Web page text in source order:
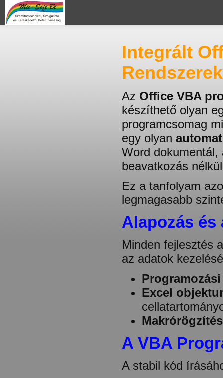
Integrált
Az Office VBA
készíthető olyan
programcsomag
egy olyan
Word dokumentál,
beavatkozás
Ez a tanfolyam
legmagasabb
Alapozás és
Minden fejlesztés
az adatok
Excel
A VBA
A stabil kód